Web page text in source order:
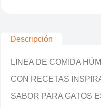
Descripción
LINEA DE COMIDA
CON RECETAS
SABOR PARA GATOS